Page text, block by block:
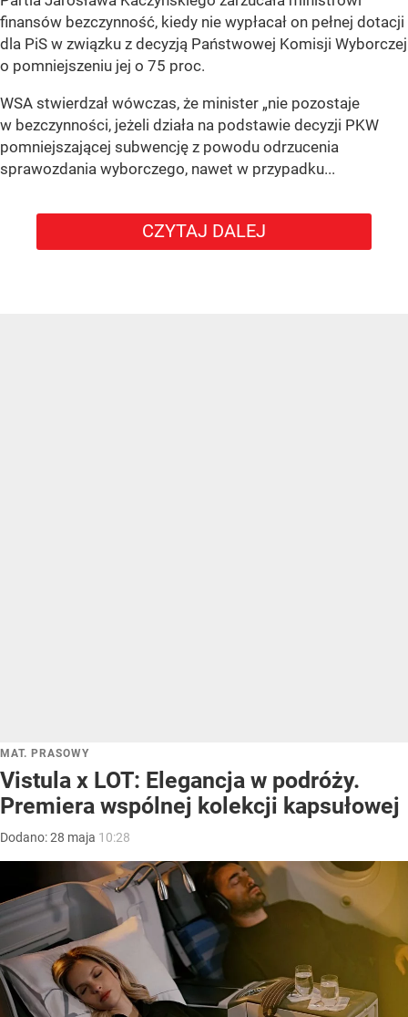
finansów bezczynność, kiedy nie wypłacał on pełnej dotacji
dla PiS w związku z decyzją Państwowej Komisji Wyborczej
o pomniejszeniu jej o 75 proc.
WSA stwierdzał wówczas, że minister „nie pozostaje
w bezczynności, jeżeli działa na podstawie decyzji PKW
pomniejszającej subwencję z powodu odrzucenia
sprawozdania wyborczego, nawet w przypadku...
CZYTAJ DALEJ
MAT. PRASOWY
Vistula x LOT: Elegancja w podróży.
Premiera wspólnej kolekcji kapsułowej
Dodano:28 maja 10:28